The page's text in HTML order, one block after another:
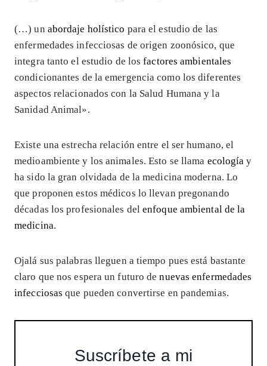
(…) un abordaje holístico para el estudio de las
enfermedades infecciosas de origen zoonósico, que
integra tanto el estudio de losfactores ambientales
condicionantes de la emergencia como los diferentes
aspectos relacionados con la Salud Humana y la
Sanidad Animal».
Existe una estrecha relación entre el ser humano, el
medioambiente y los animales. Esto se llama ecología y
ha sido la gran olvidada de la medicina moderna. Lo
que proponen estos médicos lo llevan pregonando
décadas los profesionales delenfoque ambiental de la
medicina.
Ojalá sus palabras lleguen a tiempo pues está bastante
claro que nos espera un futuro denuevas enfermedades
infecciosas que pueden convertirse en pandemias.
Suscríbete a mi